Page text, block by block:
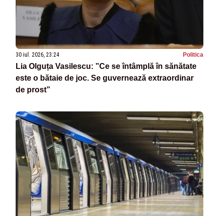
30 iul. 2026, 23:24 Politica
Lia Olguța Vasilescu: ”Ce se întâmplă în sănătate
este o bătaie de joc. Se guvernează extraordinar
de prost”